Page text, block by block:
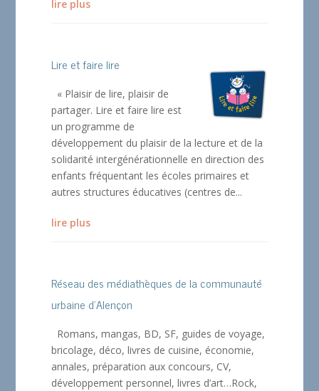
lire plus
Lire et faire lire
« Plaisir de lire, plaisir de
partager. Lire et faire lire est
un programme de
développement du plaisir de la lecture et de la
solidarité intergénérationnelle en direction des
enfants fréquentant les écoles primaires et
autres structures éducatives (centres de...
lire plus
Réseau des médiathèques de la communauté
urbaine d’Alençon
Romans, mangas, BD, SF, guides de voyage,
bricolage, déco, livres de cuisine, économie,
annales, préparation aux concours, CV,
développement personnel, livres d’art…Rock,